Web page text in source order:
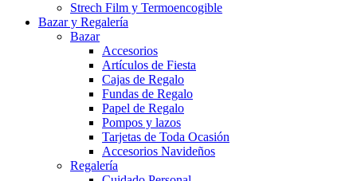
Strech Film y Termoencogible
Bazar y Regalería
Bazar
Accesorios
Artículos de Fiesta
Cajas de Regalo
Fundas de Regalo
Papel de Regalo
Pompos y lazos
Tarjetas de Toda Ocasión
Accesorios Navideños
Regalería